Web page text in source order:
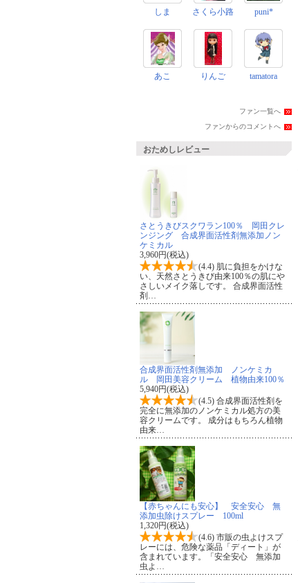
しま さくら小路 puni*
あこ りんご tamatora
ファン一覧へ
ファンからのコメントへ
おためしレビュー
さとうきびスクワラン100％ 岡田クレ
ンジング 合成界面活性剤無添加ノン
ケミカル
3,960円(税込)
(4.4) 肌に負担をかけな
い、天然さとうきび由来100％の肌にや
さしいメイク落しです。 合成界面活性
剤…
合成界面活性剤無添加 ノンケミカ
ル 岡田美容クリーム 植物由来100％
5,940円(税込)
(4.5) 合成界面活性剤を
完全に無添加のノンケミカル処方の美
容クリームです。 成分はもちろん植物
由来…
【赤ちゃんにも安心】 安全安心 無
添加虫除けスプレー 100ml
1,320円(税込)
(4.6) 市販の虫よけスプ
レーには、危険な薬品「ディート」が
含まれています。「安全安心 無添加
虫よ…